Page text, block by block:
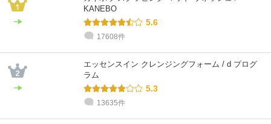
KANEBO
5.6
17608件
エッセンスイン クレンジングフォーム / d プログ
ラム
5.3
13635件